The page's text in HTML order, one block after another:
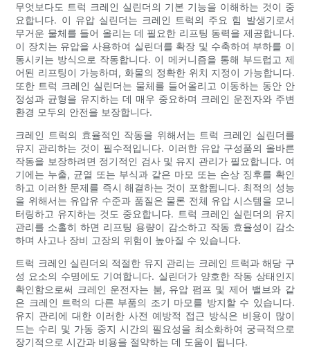
무엇보다도 트럭 크레인 실린더의 기본 기능을 이해하는 것이 중
요합니다. 이 유압 실린더는 크레인 트럭의 주요 힘 발생기로서
무거운 물체를 들어 올리는 데 필요한 리프팅 동력을 제공합니다.
이 장치는 유압을 사용하여 실린더를 확장 및 수축하여 부하를 이
동시키는 방식으로 작동합니다. 이 메커니즘을 통해 부드럽고 제
어된 리프팅이 가능하며, 화물의 정확한 위치 지정이 가능합니다.
또한 트럭 크레인 실린더는 물체를 들어올리고 이동하는 동안 안
정성과 균형을 유지하는 데 매우 중요하며 크레인 운전자와 주변
환경 모두의 안전을 보장합니다.
크레인 트럭의 효율적인 작동을 위해서는 트럭 크레인 실린더를
유지 관리하는 것이 필수적입니다. 이러한 유압 구성품의 올바른
작동을 보장하려면 정기적인 검사 및 유지 관리가 필요합니다. 여
기에는 누출, 균열 또는 부식과 같은 마모 또는 손상 징후를 확인
하고 이러한 문제를 즉시 해결하는 것이 포함됩니다. 최적의 성능
을 위해서는 유압유 수준과 품질은 물론 전체 유압 시스템을 모니
터링하고 유지하는 것도 중요합니다. 트럭 크레인 실린더의 유지
관리를 소홀히 하면 리프팅 용량이 감소하고 작동 효율성이 감소
하며 사고나 장비 고장의 위험이 높아질 수 있습니다.
트럭 크레인 실린더의 적절한 유지 관리는 크레인 트럭과 해당 구
성 요소의 수명에도 기여합니다. 실린더가 양호한 작동 상태인지
확인함으로써 크레인 운전자는 붐, 유압 펌프 및 제어 밸브와 같
은 크레인 트럭의 다른 부품의 조기 마모를 방지할 수 있습니다.
유지 관리에 대한 이러한 사전 예방적 접근 방식은 비용이 많이
드는 수리 및 가동 중지 시간의 필요성을 최소화하여 궁극적으로
장기적으로 시간과 비용을 절약하는 데 도움이 됩니다.